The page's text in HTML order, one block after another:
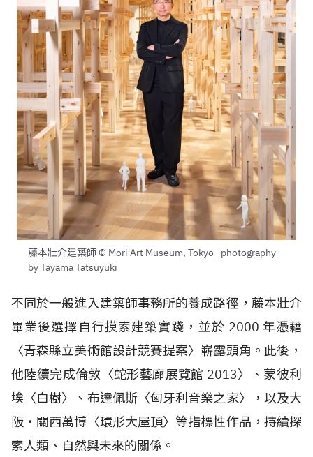
藤本壯介建築師 © Mori Art Museum, Tokyo_ photography
by Tayama Tatsuyuki
不同於一般進入建築師事務所的養成路徑，藤本壯介
畢業後選擇自行摸索建築實踐，並於 2000 年憑藉
〈青森縣立美術館設計競賽提案〉嶄露頭角。此後，
他陸續完成倫敦〈蛇形藝廊展覽館 2013〉、蒙彼利
埃〈白樹〉、布達佩斯〈匈牙利音樂之家〉，以及大
阪・關西萬博〈環形大屋頂〉等指標性作品，持續探
索人類、自然與未來的關係。